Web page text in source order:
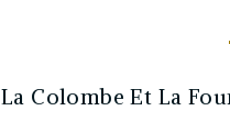
La Colombe Et La